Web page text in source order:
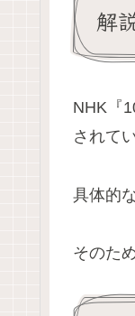
解
NHK『
されて
具体的
そのた